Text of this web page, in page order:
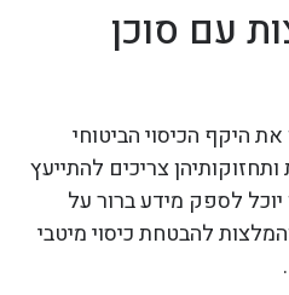
עם סוכן
היקף הכיסוי הביטוחי
צריכים להתייעץ
לספק מידע ברור על
להבטחת כיסוי מיטבי